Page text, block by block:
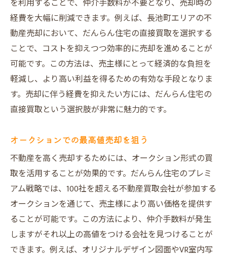
を利用することで、仲介手数料が不要となり、売却時の
経費を大幅に削減できます。例えば、長池町エリアの不
動産売却において、だんらん住宅の直接買取を選択する
ことで、コストを抑えつつ効率的に売却を進めることが
可能です。この方法は、売主様にとって経済的な負担を
軽減し、より高い利益を得るための有効な手段となりま
す。売却に伴う経費を抑えたい方には、だんらん住宅の
直接買取という選択肢が非常に魅力的です。
オークションでの最高値売却を狙う
不動産を高く売却するためには、オークション形式の買
取を活用することが効果的です。だんらん住宅のプレミ
アム戦略では、100社を超える不動産買取会社が参加する
オークションを通じて、売主様により高い価格を提供す
ることが可能です。この方法により、仲介手数料が発生
しますがそれ以上の高値をつける会社を見つけることが
できます。例えば、オリジナルデザイン図面やVR室内写